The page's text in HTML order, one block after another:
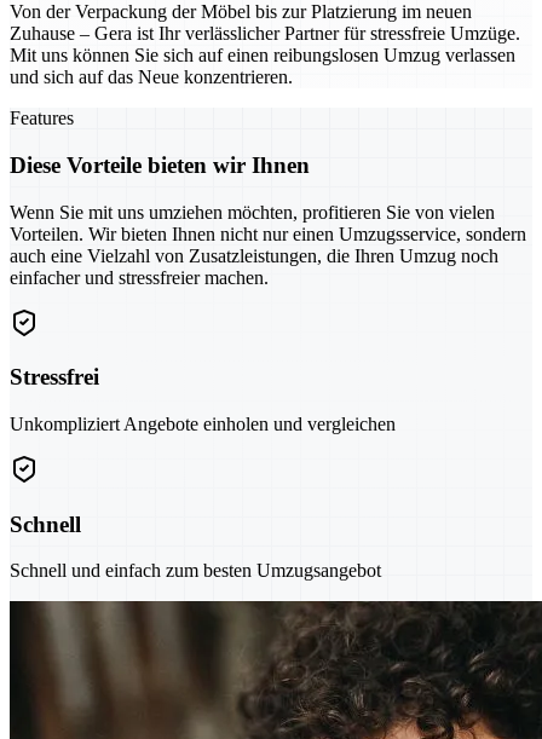
Von der Verpackung der Möbel bis zur Platzierung im neuen
Zuhause – Gera ist Ihr verlässlicher Partner für stressfreie Umzüge.
Mit uns können Sie sich auf einen reibungslosen Umzug verlassen
und sich auf das Neue konzentrieren.
Features
Diese Vorteile bieten wir Ihnen
Wenn Sie mit uns umziehen möchten, profitieren Sie von vielen
Vorteilen. Wir bieten Ihnen nicht nur einen Umzugsservice, sondern
auch eine Vielzahl von Zusatzleistungen, die Ihren Umzug noch
einfacher und stressfreier machen.
Stressfrei
Unkompliziert Angebote einholen und vergleichen
Schnell
Schnell und einfach zum besten Umzugsangebot